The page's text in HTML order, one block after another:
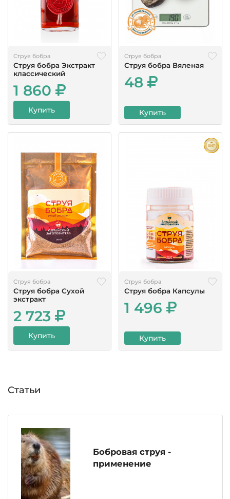
Струя бобра
Струя бобра Экстракт
классический
1 860
Купить
Струя бобра
Струя бобра Вяленая
48
Купить
Струя бобра
Струя бобра Сухой
экстракт
2 723
Купить
Струя бобра
Струя бобра Капсулы
1 496
Купить
Статьи
Бобровая струя -
применение